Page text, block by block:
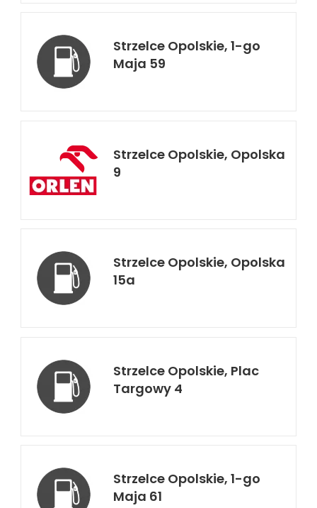
Strzelce Opolskie, 1-go
Maja 59
Strzelce Opolskie, Opolska
9
Strzelce Opolskie, Opolska
15a
Strzelce Opolskie, Plac
Targowy 4
Strzelce Opolskie, 1-go
Maja 61